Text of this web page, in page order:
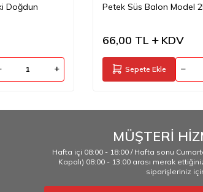
Doğdun
Petek Süs Balon Model
66,00 TL KDV
Sepete Ekle
MÜŞTERİ
Hafta içi 08:00 - 18:00 / Hafta sonu
Kapalı) 08:00 - 13:00 arası merak
siparişleriniz